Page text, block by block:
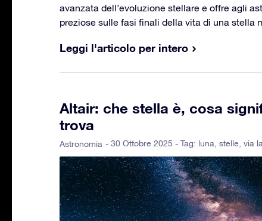
avanzata dell’evoluzione stellare e offre agli
preziose sulle fasi finali della vita di una stella
Leggi l'articolo per intero
Altair: che stella è, cosa
trova
Astronomia - 30 Ottobre 2025 - Tag: luna, stelle, via